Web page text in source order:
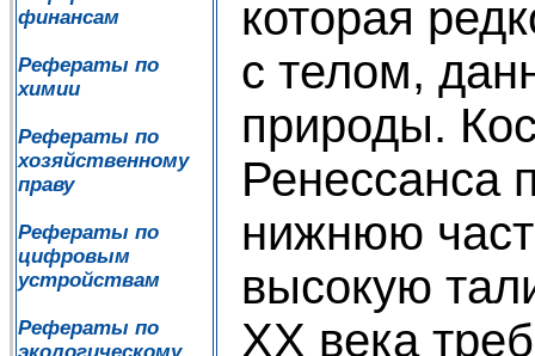
финансам
Рефераты по
химии
Рефераты по
хозяйственному
праву
Рефераты по
цифровым
устройствам
Рефераты по
которая
с телом,
природы.
Ренессанса
нижнюю
высокую
ХХ века